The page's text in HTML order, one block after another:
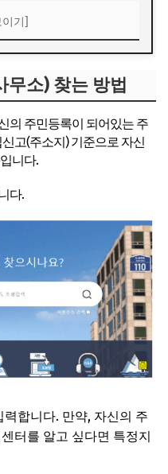
이기]
무소) 찾는 방법
의 주민등록이 되어있는 주
고(주소지) 기준으로 자신
니다.
다.
합니다. 만약, 자신의 주
터를 알고 싶다면 특정지